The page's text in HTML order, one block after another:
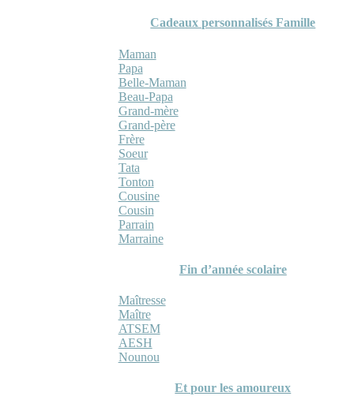
Cadeaux personnalisés Famille
Maman
Papa
Belle-Maman
Beau-Papa
Grand-mère
Grand-père
Frère
Soeur
Tata
Tonton
Cousine
Cousin
Parrain
Marraine
Fin d’année scolaire
Maîtresse
Maître
ATSEM
AESH
Nounou
Et pour les amoureux